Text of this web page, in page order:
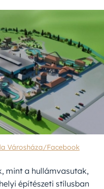
Városháza/Facebook
mint a hullámvasutak,
építészeti stílusban